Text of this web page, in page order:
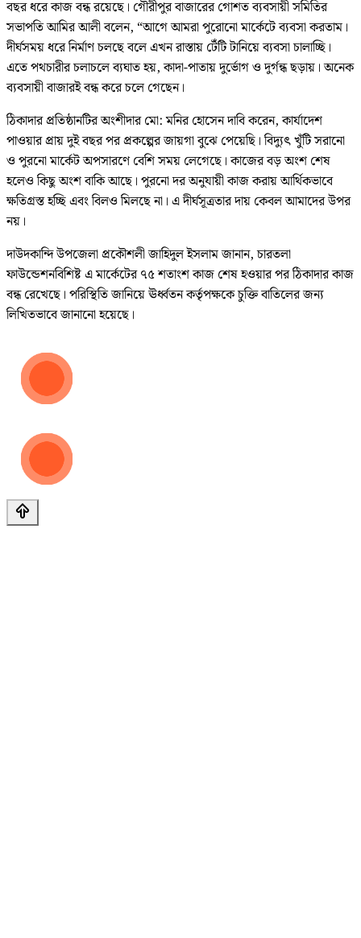
বছর ধরে কাজ বন্ধ রয়েছে। গৌরীপুর বাজারের গোশত ব্যবসায়ী সমিতির
সভাপতি আমির আলী বলেন, “আগে আমরা পুরোনো মার্কেটে ব্যবসা করতাম।
দীর্ঘসময় ধরে নির্মাণ চলছে বলে এখন রাস্তায় টেঁটি টানিয়ে ব্যবসা চালাচ্ছি।
এতে পথচারীর চলাচলে ব্যঘাত হয়, কাদা-পাতায় দুর্ভোগ ও দুর্গন্ধ ছড়ায়। অনেক
ব্যবসায়ী বাজারই বন্ধ করে চলে গেছেন।
ঠিকাদার প্রতিষ্ঠানটির অংশীদার মো: মনির হোসেন দাবি করেন, কার্যাদেশ
পাওয়ার প্রায় দুই বছর পর প্রকল্পের জায়গা বুঝে পেয়েছি। বিদ্যুৎ খুঁটি সরানো
ও পুরনো মার্কেট অপসারণে বেশি সময় লেগেছে। কাজের বড় অংশ শেষ
হলেও কিছু অংশ বাকি আছে। পুরনো দর অনুযায়ী কাজ করায় আর্থিকভাবে
ক্ষতিগ্রস্ত হচ্ছি এবং বিলও মিলছে না। এ দীর্ঘসূত্রতার দায় কেবল আমাদের উপর
নয়।
দাউদকান্দি উপজেলা প্রকৌশলী জাহিদুল ইসলাম জানান, চারতলা
ফাউন্ডেশনবিশিষ্ট এ মার্কেটের ৭৫ শতাংশ কাজ শেষ হওয়ার পর ঠিকাদার কাজ
বন্ধ রেখেছে। পরিস্থিতি জানিয়ে ঊর্ধ্বতন কর্তৃপক্ষকে চুক্তি বাতিলের জন্য
লিখিতভাবে জানানো হয়েছে।